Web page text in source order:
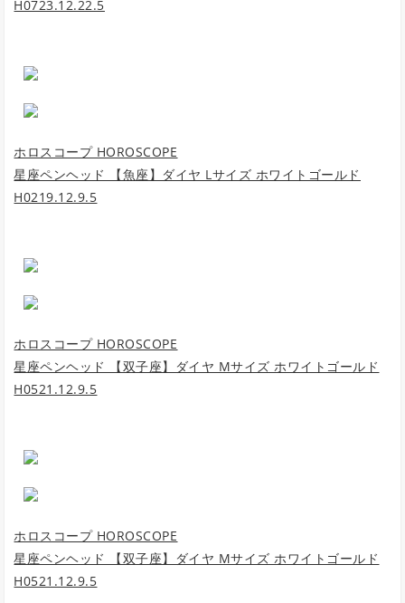
H0723.12.22.5
ホロスコープ HOROSCOPE
星座ペンヘッド 【魚座】ダイヤ Lサイズ ホワイトゴールド
H0219.12.9.5
ホロスコープ HOROSCOPE
星座ペンヘッド 【双子座】ダイヤ Mサイズ ホワイトゴールド
H0521.12.9.5
ホロスコープ HOROSCOPE
星座ペンヘッド 【双子座】ダイヤ Mサイズ ホワイトゴールド
H0521.12.9.5